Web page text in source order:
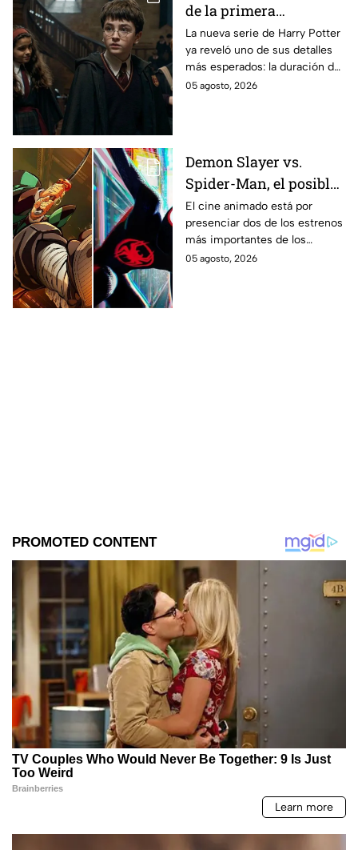
de la primera
temporada de Harry
Potter y emocionará a
los fans de los libros
La nueva serie de Harry Potter
ya reveló uno de sus detalles
más esperados: la duración de
la primera temporada basada
05 agosto, 2026
Demon Slayer vs.
Spider-Man, el posible
gran enfrentamiento
en taquilla del 2027
El cine animado está por
presenciar dos de los estrenos
más importantes de los
últimos años.
05 agosto, 2026